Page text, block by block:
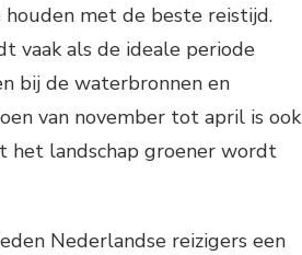
met de beste reistijd.
vaak als de ideale periode
bij de waterbronnen en
van november tot april is ook
het landschap groener wordt
Nederlandse reizigers een